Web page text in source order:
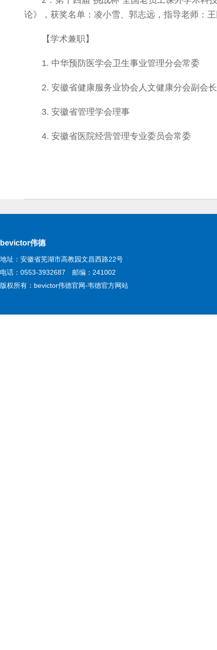
论》，获奖名单：凌小雪、郭志远，指导老师：
【学术兼职】
1. 中华预防医学会卫生事业管理分会常委
2. 安徽省健康服务业协会人文健康分会副会长
3. 安徽省管理学会理事
4. 安徽省医院经营管理专业委员会常委
bevictor伟德
地址：安徽省芜湖市高教园文昌西路22号
电话：0553-3932687 邮编：241002
版权所有：bevictor伟德官网-韦德官方网站